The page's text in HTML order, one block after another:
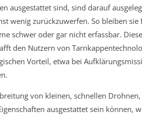
ausgestattet sind, sind darauf
wenig zurückzuwerfen. So bleiben sie
schwer oder gar nicht erfassbar. Diese
den Nutzern von
Vorteil, etwa bei
von kleinen, schnellen
ausgestattet sein können,